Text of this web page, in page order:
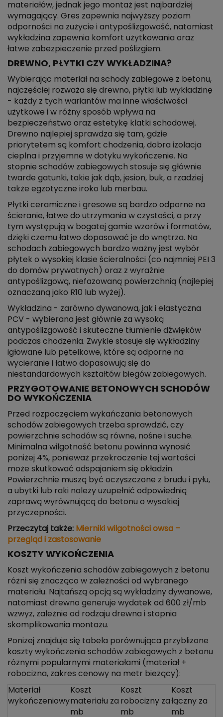
materiałów, jednak jego montaż jest najbardziej
wymagający. Gres zapewnia najwyższy poziom
odporności na zużycie i antypoślizgowość, natomiast
wykładzina zapewnia komfort użytkowania oraz
łatwe zabezpieczenie przed poślizgiem.
DREWNO, PŁYTKI CZY WYKŁADZINA?
Wybierając materiał na schody zabiegowe z betonu,
najczęściej rozważa się drewno, płytki lub wykładzinę
- każdy z tych wariantów ma inne właściwości
użytkowe i w różny sposób wpływa na
bezpieczeństwo oraz estetykę klatki schodowej.
Drewno najlepiej sprawdza się tam, gdzie
priorytetem są komfort chodzenia, dobra izolacja
cieplna i przyjemne w dotyku wykończenie. Na
stopnie schodów zabiegowych stosuje się głównie
twarde gatunki, takie jak dąb, jesion, buk, a rzadziej
także egzotyczne iroko lub merbau.
Płytki ceramiczne i gresowe są bardzo odporne na
ścieranie, łatwe do utrzymania w czystości, a przy
tym występują w bogatej gamie wzorów i formatów,
dzięki czemu łatwo dopasować je do wnętrza. Na
schodach zabiegowych bardzo ważny jest wybór
płytek o wysokiej klasie ścieralności (co najmniej PEI 3
do domów prywatnych) oraz z wyraźnie
antypoślizgową, niefazowaną powierzchnią (najlepiej
oznaczaną jako R10 lub wyżej).
Wykładzina - zarówno dywanowa, jak i elastyczna
PCV - wybierana jest głównie za wysoką
antypoślizgowość i skuteczne tłumienie dźwięków
podczas chodzenia. Zwykle stosuje się wykładziny
igłowane lub pętelkowe, które są odporne na
wycieranie i łatwo dopasowują się do
niestandardowych kształtów biegów zabiegowych.
PRZYGOTOWANIE BETONOWYCH SCHODÓW
DO WYKOŃCZENIA
Przed rozpoczęciem wykańczania betonowych
schodów zabiegowych trzeba sprawdzić, czy
powierzchnie schodów są równe, nośne i suche.
Minimalna wilgotność betonu powinna wynosić
poniżej 4%, ponieważ przekroczenie tej wartości
może skutkować odspajaniem się okładzin.
Powierzchnie muszą być oczyszczone z brudu i pyłu,
a ubytki lub raki należy uzupełnić odpowiednią
zaprawą wyrównującą do betonu o wysokiej
przyczepności.
Przeczytaj także: Mierniki wilgotności owsa –
przegląd i zastosowanie
KOSZTY WYKOŃCZENIA
Koszt wykończenia schodów zabiegowych z betonu
różni się znacząco w zależności od wybranego
materiału. Najtańszą opcją są wykładziny dywanowe,
natomiast drewno generuje wydatek od 600 zł/mb
wzwyż, zależnie od rodzaju drewna i stopnia
skomplikowania montażu.
Poniżej znajduje się tabela porównująca przybliżone
koszty wykończenia schodów zabiegowych z betonu
różnymi popularnymi materiałami (materiał +
robocizna, zakres cenowy na metr bieżący):
Materiał
wykończeniowy
Koszt
materiału za
mb
Koszt
robocizny za
mb
Koszt
łączny za
mb